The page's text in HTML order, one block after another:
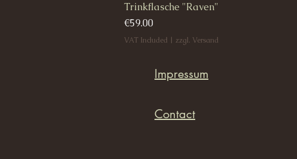
Trinkflasche "Raven"
Price
€59.00
VAT Included | zzgl. Versand
Impressum
Contact